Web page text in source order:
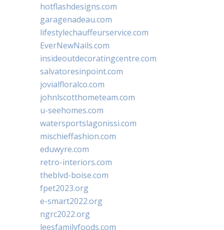
hotflashdesigns.com
garagenadeau.com
lifestylechauffeurservice.com
EverNewNails.com
insideoutdecoratingcentre.com
salvatoresinpoint.com
jovialfloralco.com
johnlscotthometeam.com
u-seehomes.com
watersportslagonissi.com
mischieffashion.com
eduwyre.com
retro-interiors.com
theblvd-boise.com
fpet2023.org
e-smart2022.org
ngrc2022.org
leesfamilyfoods.com